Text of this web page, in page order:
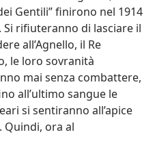
Gentili” finirono nel 1914
rifiuteranno di lasciare il
all’Agnello, il Re
le loro sovranità
mai senza combattere,
all’ultimo sangue le
si sentiranno all’apice
ora al